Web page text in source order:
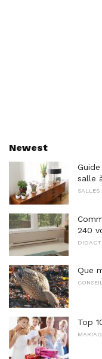
Newest
salle
SALLES
240
Que
Top